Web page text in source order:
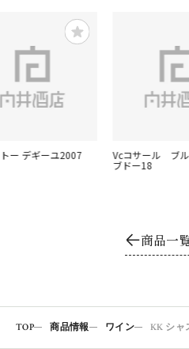
ー デギーユ2007 Vcコサール ブ
ブドー18
商品一
TOP 商品情報 ワイン